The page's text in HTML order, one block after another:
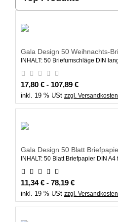
Gala Design 50 Weihnachts-
INHALT: 50 Briefumschläge DIN
17,80 € - 107,89 €
inkl. 19 % USt zzgl. Versandkosten
Gala Design 50 Blatt
INHALT: 50 Blatt Briefpapier DIN
11,34 € - 78,19 €
inkl. 19 % USt zzgl. Versandkosten